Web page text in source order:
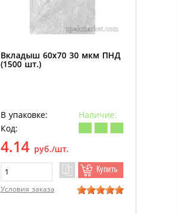
Вкладыш 60х70 30 мкм ПНД
(1500 шт.)
В упаковке:
Наличие:
Код:
4.14 руб./шт.
Купить
Условия заказа